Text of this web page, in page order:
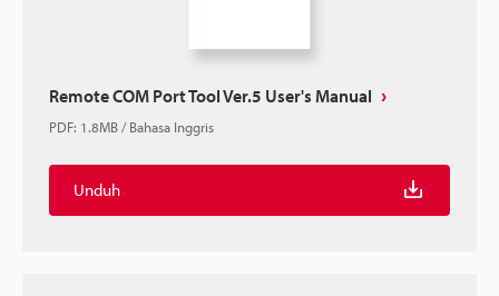
Remote COM Port Tool Ver.5 User's Manual
PDF: 1.8MB/Bahasa Inggris
Unduh